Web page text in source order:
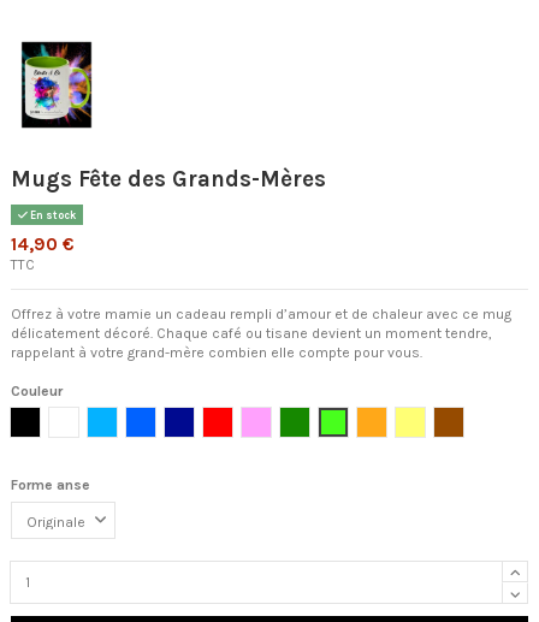
Mugs Fête des Grands-Mères
En stock
14,90 €
TTC
Offrez à votre mamie un cadeau rempli d’amour et de chaleur avec ce mug
délicatement décoré. Chaque café ou tisane devient un moment tendre,
rappelant à votre grand-mère combien elle compte pour vous.
Couleur
Forme anse